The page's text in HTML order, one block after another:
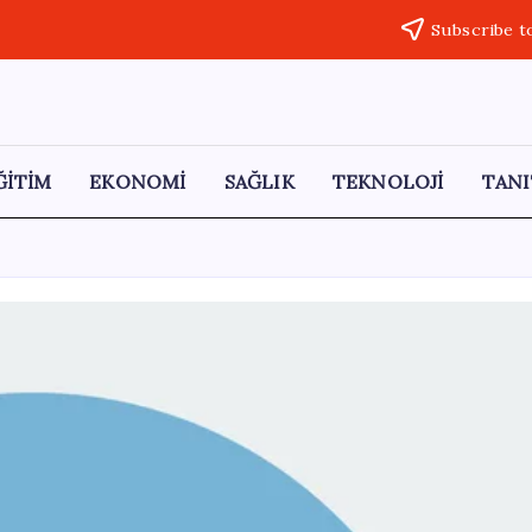
Subscribe
EKONOMİ SAĞLIK TEKNOLOJİ